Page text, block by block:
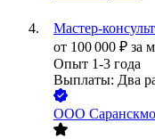
Мастер-
от 100 000 ₽ за
Опыт 1-3 года
Выплаты: Два
ООО